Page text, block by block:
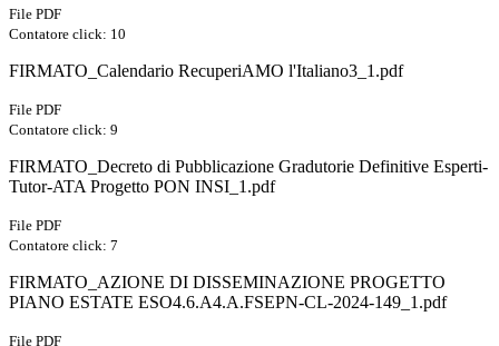
File PDF
Contatore click: 10
FIRMATO_Calendario RecuperiAMO l'Italiano3_1.pdf
File PDF
Contatore click: 9
FIRMATO_Decreto di Pubblicazione Gradutorie Definitive Esperti-
Tutor-ATA Progetto PON INSI_1.pdf
File PDF
Contatore click: 7
FIRMATO_AZIONE DI DISSEMINAZIONE PROGETTO
PIANO ESTATE ESO4.6.A4.A.FSEPN-CL-2024-149_1.pdf
File PDF